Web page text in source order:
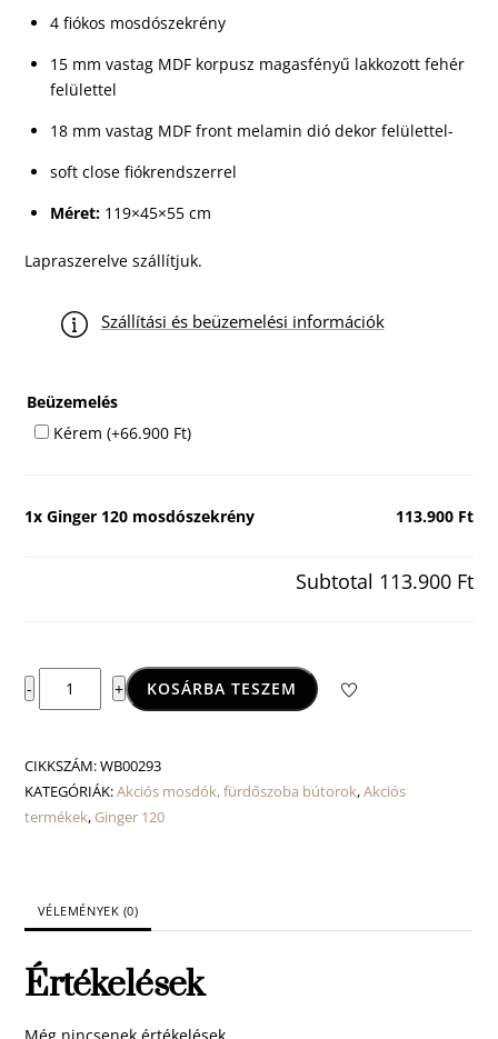
4 fiókos mosdószekrény
15 mm vastag MDF korpusz magasfényű lakkozott fehér
felülettel
18 mm vastag MDF front melamin dió dekor felülettel-
soft close fiókrendszerrel
Méret:119×45×55 cm
Lapraszerelve szállítjuk.
Szállítási és beüzemelési információk
Beüzemelés
Kérem(+66.900 Ft)
1xGinger 120 mosdószekrény 113.900 Ft
Subtotal 113.900 Ft
-
Ginger
120
mennyiség
+ KOSÁRBA TESZEM
CIKKSZÁM:WB00293
KATEGÓRIÁK:Akciós mosdók, fürdőszoba bútorok,Akciós
termékek, Ginger 120
VÉLEMÉNYEK (0)
Értékelések